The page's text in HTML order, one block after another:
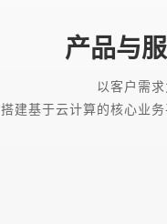
产品与
以客户需
搭建基于云计算的核心业